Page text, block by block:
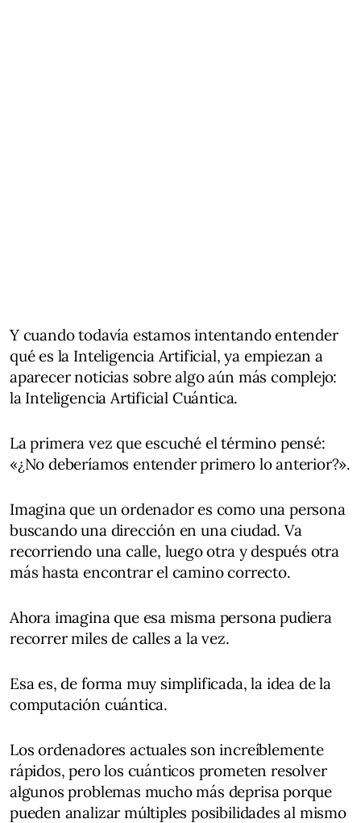
Y cuando todavía estamos intentando entender
qué es la Inteligencia Artificial, ya empiezan a
aparecer noticias sobre algo aún más complejo:
la Inteligencia Artificial Cuántica.
La primera vez que escuché el término pensé:
«¿No deberíamos entender primero lo anterior?».
Imagina que un ordenador es como una persona
buscando una dirección en una ciudad. Va
recorriendo una calle, luego otra y después otra
más hasta encontrar el camino correcto.
Ahora imagina que esa misma persona pudiera
recorrer miles de calles a la vez.
Esa es, de forma muy simplificada, la idea de la
computación cuántica.
Los ordenadores actuales son increíblemente
rápidos, pero los cuánticos prometen resolver
algunos problemas mucho más deprisa porque
pueden analizar múltiples posibilidades al mismo